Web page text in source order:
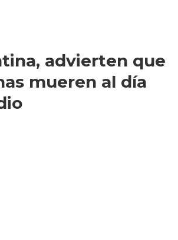
advierten que
mueren al día